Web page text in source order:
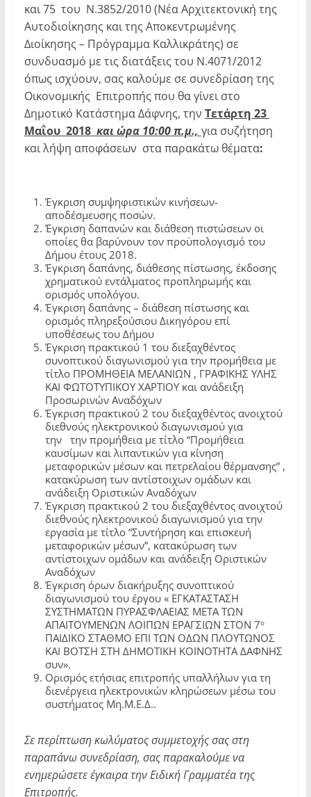
και 75 του Ν.3852/2010 (Νέα Αρχιτεκτονική της
Αυτοδιοίκησης και της Αποκεντρωμένης
Διοίκησης – Πρόγραμμα Καλλικράτης) σε
συνδυασμό με τις διατάξεις του Ν.4071/2012
όπως ισχύουν, σας καλούμε σε συνεδρίαση της
Οικονομικής Επιτροπής που θα γίνει στο
Δημοτικό Κατάστημα Δάφνης, την Τετάρτη 23
Μαΐου 2018 και ώρα 10:00 π.μ., για συζήτηση
και λήψη αποφάσεων στα παρακάτω θέματα:
Έγκριση συμψηφιστικών κινήσεων-
αποδέσμευσης ποσών.
Έγκριση δαπανών και διάθεση πιστώσεων οι
οποίες θα βαρύνουν τον προϋπολογισμό του
Δήμου έτους 2018.
Έγκριση δαπάνης, διάθεσης πίστωσης, έκδοσης
χρηματικού εντάλματος προπληρωμής και
ορισμός υπολόγου.
Έγκριση δαπάνης – διάθεση πίστωσης και
ορισμός πληρεξούσιου Δικηγόρου επί
υποθέσεως του Δήμου
Έγκριση πρακτικού 1 του διεξαχθέντος
συνοπτικού διαγωνισμού για την προμήθεια με
τίτλο ΠΡΟΜΗΘΕΙΑ ΜΕΛΑΝΙΩΝ , ΓΡΑΦΙΚΗΣ ΥΛΗΣ
ΚΑΙ ΦΩΤΟΤΥΠΙΚΟΥ ΧΑΡΤΙΟΥ και ανάδειξη
Προσωρινών Αναδόχων
Έγκριση πρακτικού 2 του διεξαχθέντος ανοιχτού
διεθνούς ηλεκτρονικού διαγωνισμού για
την την προμήθεια με τίτλο “Προμήθεια
καυσίμων και λιπαντικών για κίνηση
μεταφορικών μέσων και πετρελαίου θέρμανσης” ,
κατακύρωση των αντίστοιχων ομάδων και
ανάδειξη Οριστικών Αναδόχων
Έγκριση πρακτικού 2 του διεξαχθέντος ανοιχτού
διεθνούς ηλεκτρονικού διαγωνισμού για την
εργασία με τίτλο “Συντήρηση και επισκευή
μεταφορικών μέσων”, κατακύρωση των
αντίστοιχων ομάδων και ανάδειξη Οριστικών
Αναδόχων
Έγκριση όρων διακήρυξης συνοπτικού
διαγωνισμού του έργου « ΕΓΚΑΤΑΣΤΑΣΗ
ΣΥΣΤΗΜΑΤΩΝ ΠΥΡΑΣΦΛΑΕΙΑΣ ΜΕΤΑ ΤΩΝ
ΑΠΑΙΤΟΥΜΕΝΩΝ ΛΟΙΠΩΝ ΕΡΑΓΣΙΩΝ ΣΤΟΝ 7ο
ΠΑΙΔΙΚΟ ΣΤΑΘΜΟ ΕΠΙ ΤΩΝ ΟΔΩΝ ΠΛΟΥΤΩΝΟΣ
ΚΑΙ ΒΟΤΣΗ ΣΤΗ ΔΗΜΟΤΙΚΗ ΚΟΙΝΟΤΗΤΑ ΔΑΦΝΗΣ
συν».
Ορισμός ετήσιας επιτροπής υπαλλήλων για τη
διενέργεια ηλεκτρονικών κληρώσεων μέσω του
συστήματος Μη.Μ.Ε.Δ..
Σε περίπτωση κωλύματος συμμετοχής σας στη
παραπάνω συνεδρίαση, σας παρακαλούμε να
ενημερώσετε έγκαιρα την Ειδική Γραμματέα της
Επιτροπής.